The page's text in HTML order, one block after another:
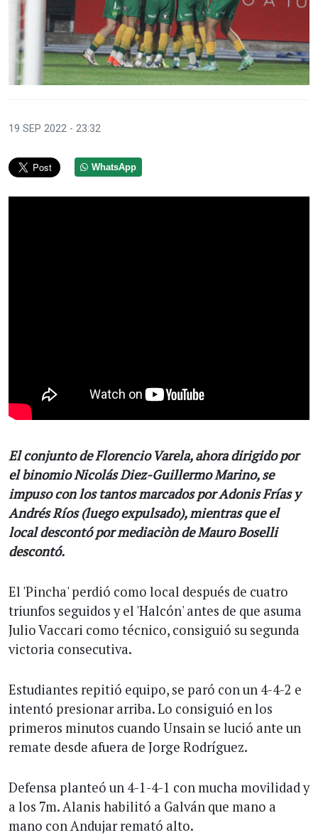
19 SEP 2022 - 23:32
WhatsApp
El conjunto de Florencio Varela, ahora dirigido por
el binomio Nicolás Diez-Guillermo Marino, se
impuso con los tantos marcados por Adonis Frías y
Andrés Ríos (luego expulsado), mientras que el
local descontó por mediaciòn de Mauro Boselli
descontó.
El 'Pincha' perdió como local después de cuatro
triunfos seguidos y el 'Halcón' antes de que asuma
Julio Vaccari como técnico, consiguió su segunda
victoria consecutiva.
Estudiantes repitió equipo, se paró con un 4-4-2 e
intentó presionar arriba. Lo consiguió en los
primeros minutos cuando Unsain se lució ante un
remate desde afuera de Jorge Rodríguez.
Defensa planteó un 4-1-4-1 con mucha movilidad y
a los 7m. Alanis habilitó a Galván que mano a
mano con Andujar remató alto.